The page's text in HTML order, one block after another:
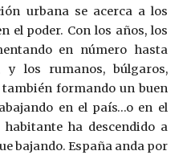
urbana se acerca a los
el poder. Con los años, los
en número hasta
los rumanos, búlgaros,
formando un buen
en el país…o en el
ha descendido a
bajando. España anda por